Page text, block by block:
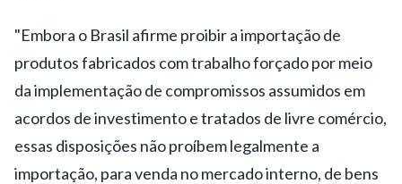
"Embora o Brasil afirme proibir a importação de
produtos fabricados com trabalho forçado por meio
da implementação de compromissos assumidos em
acordos de investimento e tratados de livre comércio,
essas disposições não proíbem legalmente a
importação, para venda no mercado interno, de bens